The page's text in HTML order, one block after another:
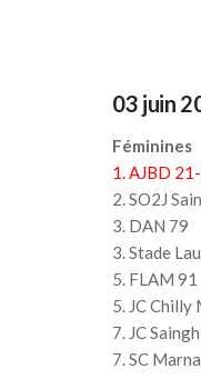
03 juin
Féminines
1. AJBD
2. SO2J
3. DAN 79
3. Stade
5. FLAM 91
5. JC
7. JC
7. SC